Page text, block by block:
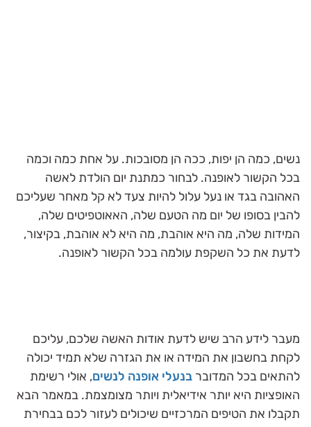
נשים, כמה הן יפות, ככה הן מסובכות. על אחת כמה וכמה
בכל הקשור לאופנה. לבחור כמתנת יום הולדת לאשה
האהובה בגד או נעל עלול להיות צעד לא קל מאחר שעליכם
להבין בסופו של יום מה הטעם שלה, האאוטפיטים שלה,
המידות שלה, מה היא אוהבת, מה היא לא אוהבת, בקיצור,
לדעת את כל השקפת עולמה בכל הקשור לאופנה.
מעבר לידע הרב שיש לדעת אודות האשה שלכם, עליכם
לקחת בחשבון את המידה או את הגזרה שלא תמיד יכולה
להתאים בכל המדובר בנעלי אופנה לנשים, אולי רשימת
האופציות היא יותר אידיאלית ויותר מצומצמת. במאמר הבא
תקבלו את הטיפים המרכזיים שיכולים לעזור לכם בבחירת